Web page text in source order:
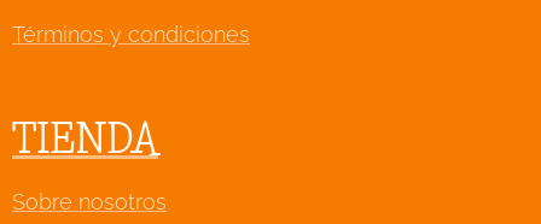
Términos y condiciones
TIENDA
Sobre nosotros